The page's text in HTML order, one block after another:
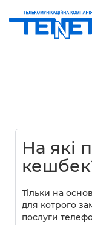
На які
Тільки на
для котрого
послуги